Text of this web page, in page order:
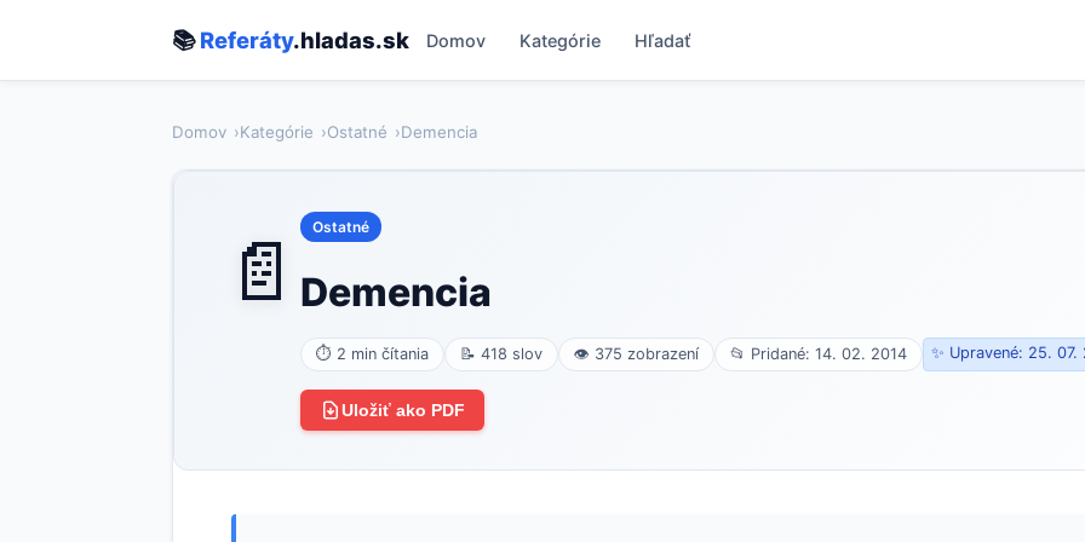
📚Referáty.hladas.sk Domov Kategórie Hľadať
Domov Kategórie Ostatné Demencia
📄 Ostatné
Demencia
⏱ 2 min čítania 📝 418 slov 👁 375 zobrazení 📂 Pridané: 14. 02. 2014 ✨ Upravené: 25. 07.
Uložiť ako PDF